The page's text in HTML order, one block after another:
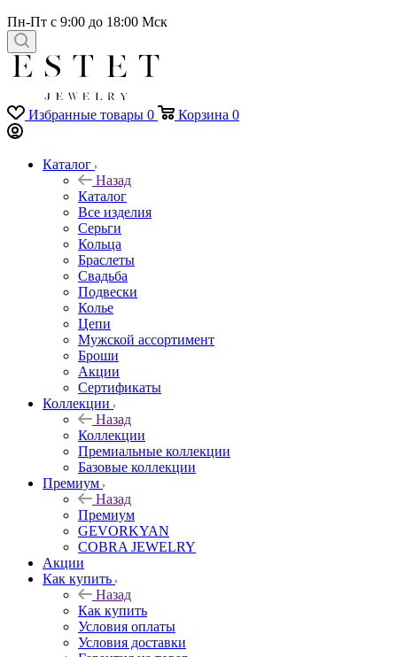
Пн-Пт с 9:00 до 18:00 Мск
Избранные товары 0 Корзина 0
Каталог
Назад
Каталог
Все изделия
Серьги
Кольца
Браслеты
Свадьба
Подвески
Колье
Цепи
Мужской ассортимент
Броши
Акции
Сертификаты
Коллекции
Назад
Коллекции
Премиальные коллекции
Базовые коллекции
Премиум
Назад
Премиум
GEVORKYAN
COBRA JEWELRY
Акции
Как купить
Назад
Как купить
Условия оплаты
Условия доставки